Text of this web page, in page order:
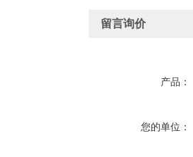
留言询价
产品：
您的单位：